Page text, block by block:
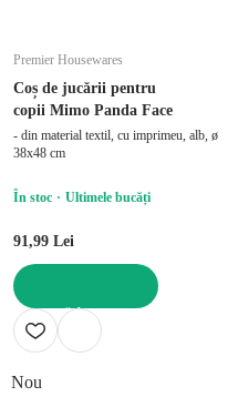
Premier Housewares
Coș de jucării pentru
copii Mimo Panda Face
- din material textil, cu imprimeu, alb, ø
38x48 cm
În stoc Ultimele bucăți
91,99 Lei
ADAUGĂ ÎN COȘ
Nou